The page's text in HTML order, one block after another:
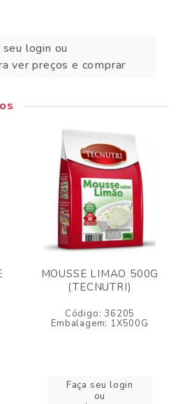
seu login ou
ver preços e comprar
MOUSSE LIMAO 500G
(TECNUTRI)
Código: 36205
Embalagem: 1X500G
Faça seu login
ou